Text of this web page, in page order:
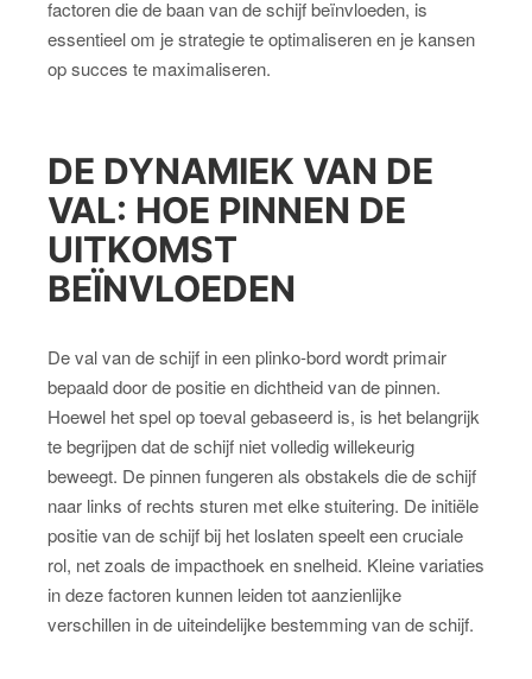
factoren die de baan van de schijf beïnvloeden, is
essentieel om je strategie te optimaliseren en je kansen
op succes te maximaliseren.
DE DYNAMIEK VAN DE
VAL: HOE PINNEN DE
UITKOMST
BEÏNVLOEDEN
De val van de schijf in een plinko-bord wordt primair
bepaald door de positie en dichtheid van de pinnen.
Hoewel het spel op toeval gebaseerd is, is het belangrijk
te begrijpen dat de schijf niet volledig willekeurig
beweegt. De pinnen fungeren als obstakels die de schijf
naar links of rechts sturen met elke stuitering. De initiële
positie van de schijf bij het loslaten speelt een cruciale
rol, net zoals de impacthoek en snelheid. Kleine variaties
in deze factoren kunnen leiden tot aanzienlijke
verschillen in de uiteindelijke bestemming van de schijf.